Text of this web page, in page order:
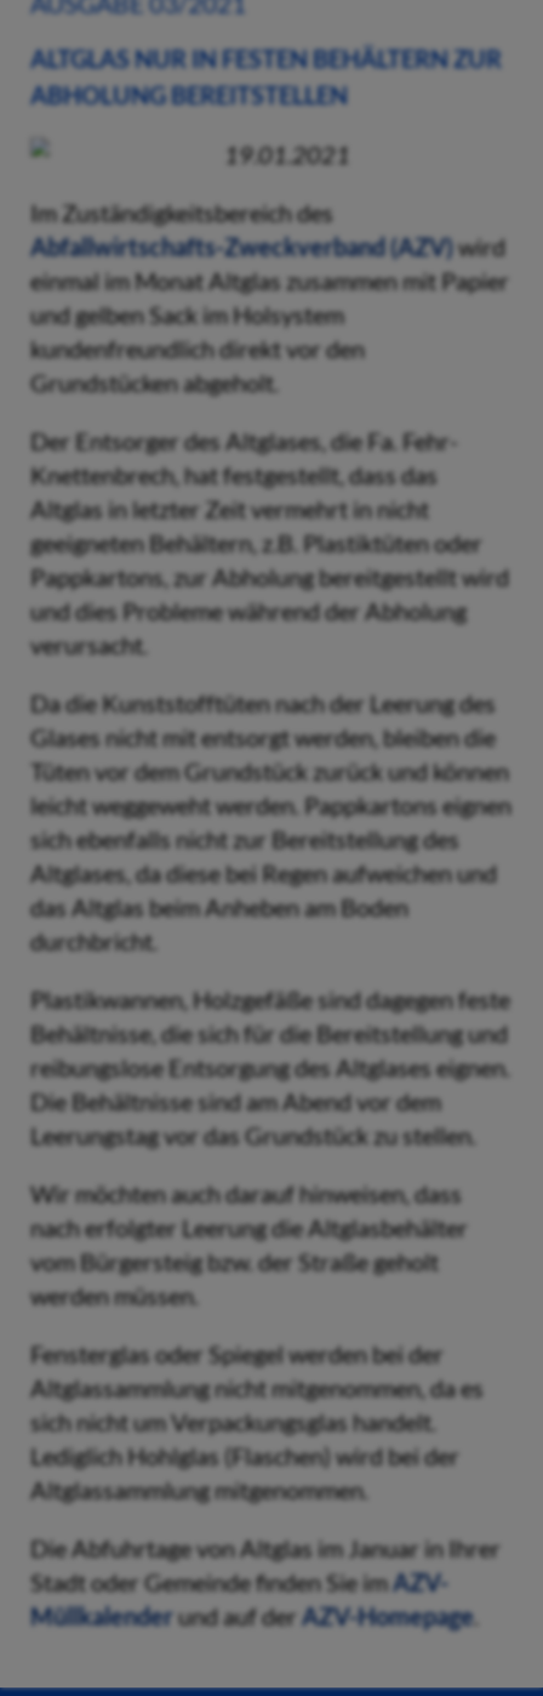
ALTGLAS NUR IN FESTEN BEHÄLTERN ZUR
ABHOLUNG BEREITSTELLEN
19.01.2021
Im Zuständigkeitsbereich des
Abfallwirtschafts-Zweckverband (AZV)wird
einmal im Monat Altglas zusammen mit Papier
und gelben Sack im Holsystem
kundenfreundlich direkt vor den
Grundstücken abgeholt.
Der Entsorger des Altglases, die Fa. Fehr-
Knettenbrech, hat festgestellt, dass das
Altglas in letzter Zeit vermehrt in nicht
geeigneten Behältern, z.B. Plastiktüten oder
Pappkartons, zur Abholung bereitgestellt wird
und dies Probleme während der Abholung
verursacht.
Da die Kunststofftüten nach der Leerung des
Glases nicht mit entsorgt werden, bleiben die
Tüten vor dem Grundstück zurück und können
leicht weggeweht werden. Pappkartons eignen
sich ebenfalls nicht zur Bereitstellung des
Altglases, da diese bei Regen aufweichen und
das Altglas beim Anheben am Boden
durchbricht.
Plastikwannen, Holzgefäße sind dagegen feste
Behältnisse, die sich für die Bereitstellung und
reibungslose Entsorgung des Altglases eignen.
Die Behältnisse sind am Abend vor dem
Leerungstag vor das Grundstück zu stellen.
Wir möchten auch darauf hinweisen, dass
nach erfolgter Leerung die Altglasbehälter
vom Bürgersteig bzw. der Straße geholt
werden müssen.
Fensterglas oder Spiegel werden bei der
Altglassammlung nicht mitgenommen, da es
sich nicht um Verpackungsglas handelt.
Lediglich Hohlglas (Flaschen) wird bei der
Altglassammlung mitgenommen.
Die Abfuhrtage von Altglas im Januar in Ihrer
Stadt oder Gemeinde finden Sie imAZV-
Müllkalenderund auf derAZV-Homepage